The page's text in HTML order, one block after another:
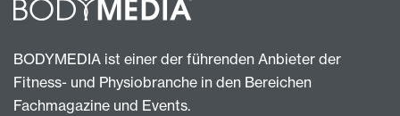
BODYMEDIA ist einer der führenden Anbieter der
Fitness- und Physiobranche in den Bereichen
Fachmagazine und Events.